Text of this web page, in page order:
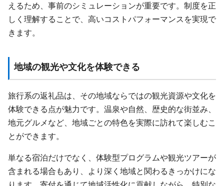
えるため、事前のシミュレーションが重要です。制度を正
しく理解することで、高いコストパフォーマンスを実現で
きます。
地域の観光や文化を体験できる
旅行系の返礼品は、その地域ならではの観光資源や文化を
体験できる点が魅力です。温泉や自然、歴史的な街並み、
地元グルメなど、地域ごとの特色を実際に訪れて楽しむこ
とができます。
単なる宿泊だけでなく、体験型プログラムや観光ツアーが
含まれる場合もあり、より深く地域と関わるきっかけにな